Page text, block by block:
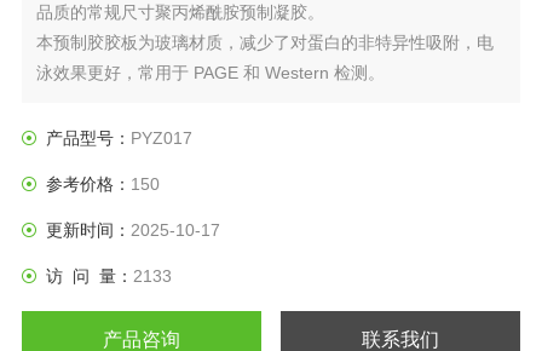
品质的常规尺寸聚丙烯酰胺预制凝胶。
本预制胶胶板为玻璃材质，减少了对蛋白的非特异性吸附，电
泳效果更好，常用于 PAGE 和 Western 检测。
产品型号： PYZ017
参考价格： 150
更新时间： 2025-10-17
访 问 量： 2133
产品咨询 联系我们